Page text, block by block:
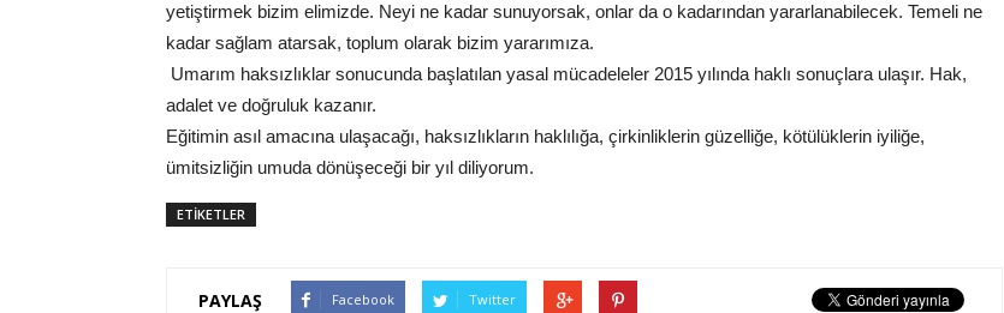
yetiştirmek bizim elimizde. Neyi ne kadar sunuyorsak, onlar da o kadarından yararlanabilecek. Temeli ne
kadar sağlam atarsak, toplum olarak bizim yararımıza.
Umarım haksızlıklar sonucunda başlatılan yasal mücadeleler 2015 yılında haklı sonuçlara ulaşır. Hak,
adalet ve doğruluk kazanır.
Eğitimin asıl amacına ulaşacağı, haksızlıkların haklılığa, çirkinliklerin güzelliğe, kötülüklerin iyiliğe,
ümitsizliğin umuda dönüşeceği bir yıl diliyorum.
ETİKETLER
PAYLAŞ Facebook Twitter